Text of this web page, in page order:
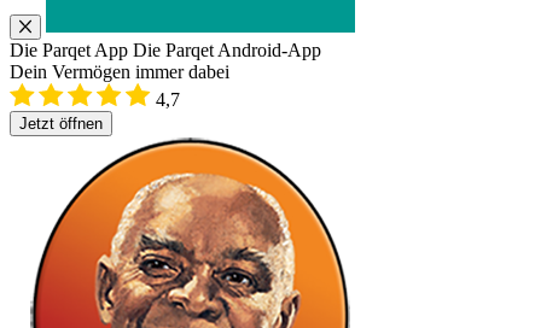
Die Parqet App Die Parqet Android-App
Dein Vermögen immer dabei
4,7
Jetzt öffnen